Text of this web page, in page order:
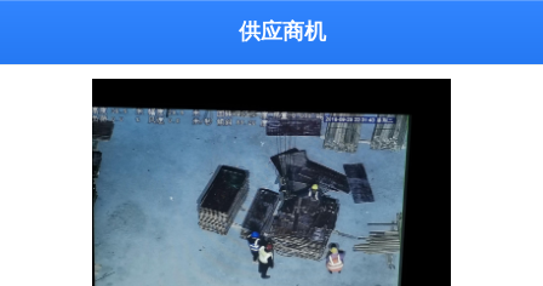
供应商机